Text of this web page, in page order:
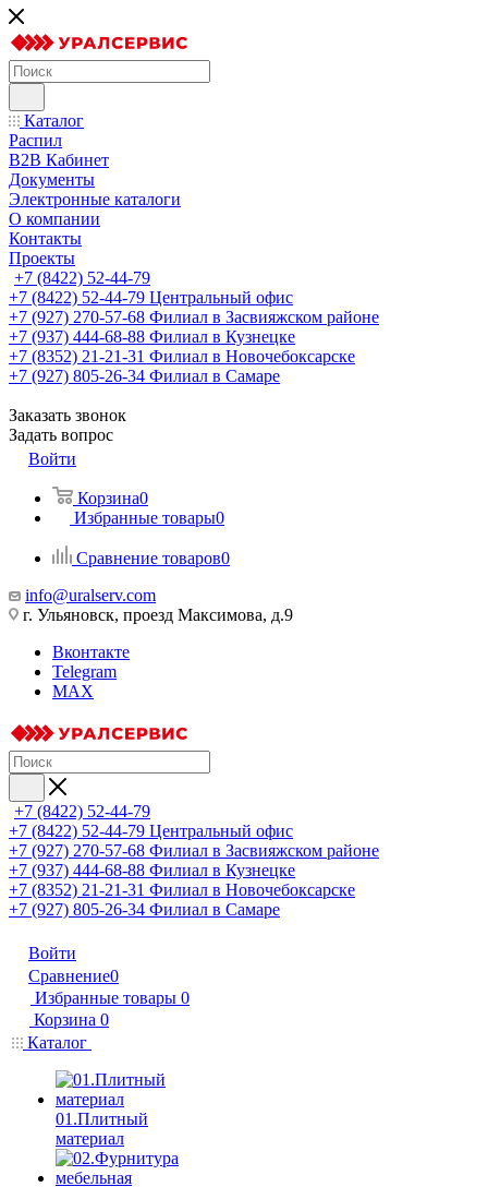
Каталог
Распил
B2B Кабинет
Документы
Электронные каталоги
О компании
Контакты
Проекты
+7 (8422) 52-44-79
+7 (8422) 52-44-79 Центральный офис
+7 (927) 270-57-68 Филиал в Засвияжском районе
+7 (937) 444-68-88 Филиал в Кузнецке
+7 (8352) 21-21-31 Филиал в Новочебоксарске
+7 (927) 805-26-34 Филиал в Самаре
Заказать звонок
Задать вопрос
Войти
Корзина0
Избранные товары0
Сравнение товаров0
info@uralserv.com
г. Ульяновск, проезд Максимова, д.9
Вконтакте
Telegram
MAX
+7 (8422) 52-44-79
+7 (8422) 52-44-79 Центральный офис
+7 (927) 270-57-68 Филиал в Засвияжском районе
+7 (937) 444-68-88 Филиал в Кузнецке
+7 (8352) 21-21-31 Филиал в Новочебоксарске
+7 (927) 805-26-34 Филиал в Самаре
Войти
Сравнение0
Избранные товары 0
Корзина 0
Каталог
01.Плитный
материал